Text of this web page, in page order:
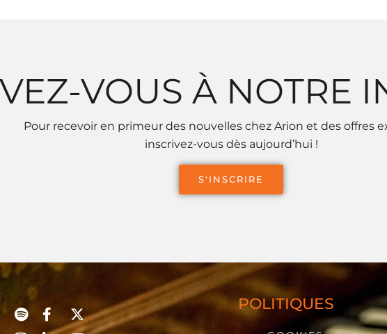
VOUS À NOTRE
Pour recevoir en primeur des nouvelles chez Arion et des offres
inscrivez-vous dès aujourd’hui !
S'INSCRIRE
POLITIQUES